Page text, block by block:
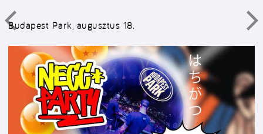
Budapest Park, augusztus 18.